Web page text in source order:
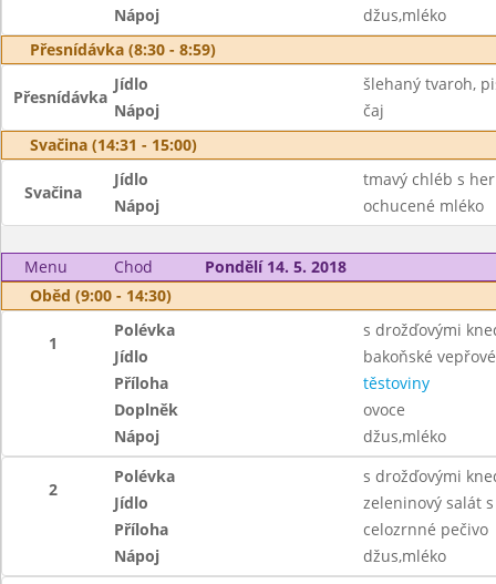
Nápoj
džus,mléko
Přesnídávka (8:30 - 8:59)
Přesnídávka
Jídlo
šlehaný tvaroh,
Nápoj
čaj
Svačina (14:31 - 15:00)
Svačina
Jídlo
tmavý chléb s
Nápoj
ochucené mléko
Menu Chod
Pondělí 14. 5. 2018
Oběd (9:00 - 14:30)
1
Polévka
s drožďovými
Jídlo
bakoňské
Příloha
těstoviny
Doplněk
ovoce
Nápoj
džus,mléko
2
Polévka
s drožďovými
Jídlo
zeleninový salát
Příloha
celozrnné pečivo
Nápoj
džus,mléko